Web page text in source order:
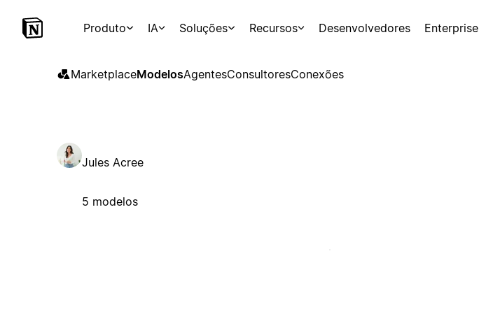
Produto IA Soluções Recursos Desenvolvedores Enterprise
MarketplaceModelosAgentesConsultoresConexões
Jules Acree
5 modelos